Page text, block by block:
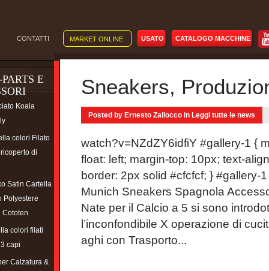
CONTATTI MARKET ONLINE USATO CATALOGO MACCHINE
Sneakers,
Posted by Ernesto Zallocco in Leggi tutte le news
watch?v=NZdZY6idfiY #gallery-1 {
float: left; margin-top: 10px; text-
border: 2px solid #cfcfcf; } #gallery-
Munich Sneakers Spagnola
Nate per il Calcio a 5 si sono
l’inconfondibile X operazione di
aghi con Trasporto...
E
Koala
colori Filato
di
Satin Cartella
Polyestere
Cototen
colori filati
capi
Calzatura &